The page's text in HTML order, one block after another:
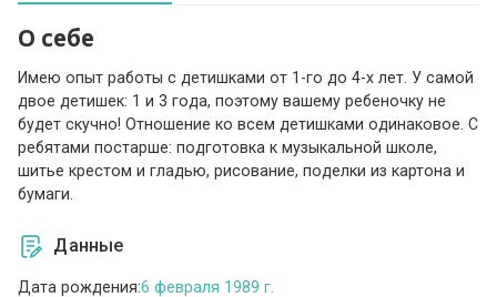
О себе
Имею опыт работы с детишками от 1-го до 4-х лет. У самой
двое детишек: 1 и 3 года, поэтому вашему ребеночку не
будет скучно! Отношение ко всем детишками одинаковое. С
ребятами постарше: подготовка к музыкальной школе,
шитье крестом и гладью, рисование, поделки из картона и
бумаги.
Данные
Дата рождения:6 февраля 1989 г.